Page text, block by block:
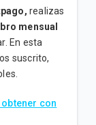
pago
debo
realizas
mensual
En esta
suscrito,
con